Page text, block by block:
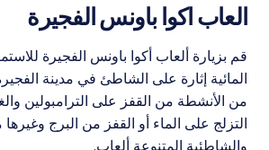
العاب اكوا باونس الفجيرة
قم بزيارة ألعاب أكوا باونس الفجيرة
المائية إثارة على الشاطئ في مدينة
من الأنشطة من القفز على الترامبولين
التزلج على الماء أو القفز من البرج